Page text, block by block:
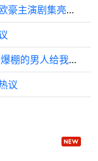
林永健《生万物》小配角抢镜，杨幂欧豪主演剧集亮点频出
肖铎：我的规矩就是规矩 这种安全感爆棚的男人给我来一打
议